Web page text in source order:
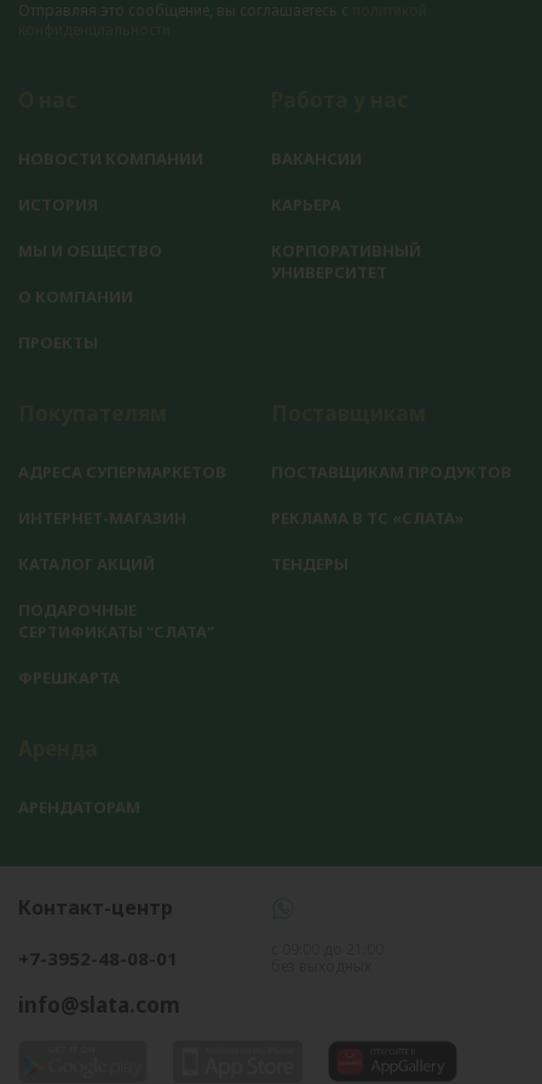
Отправляя это сообщение, вы соглашаетесь с
НОВОСТИ КОМПАНИИ
ИСТОРИЯ
МЫ И ОБЩЕСТВО
О КОМПАНИИ
ПРОЕКТЫ
ВАКАНСИИ
КАРЬЕРА
КОРПОРАТИВНЫЙ
УНИВЕРСИТЕТ
АДРЕСА СУПЕРМАРКЕТОВ
ИНТЕРНЕТ-МАГАЗИН
КАТАЛОГ АКЦИЙ
ПОДАРОЧНЫЕ
СЕРТИФИКАТЫ "СЛАТА"
ФРЕШКАРТА
ПОСТАВЩИКАМ ПРОДУКТОВ
РЕКЛАМА В ТС «СЛАТА»
ТЕНДЕРЫ
АРЕНДАТОРАМ
Контакт-центр
+7-3952-48-08-01
info@slata.com